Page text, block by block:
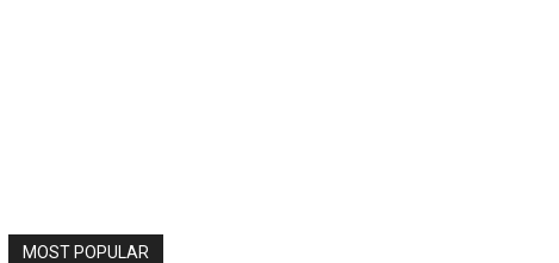
MOST POPULAR